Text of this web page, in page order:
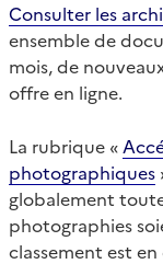
Consulter les
ensemble de
mois, de
offre en ligne.
La rubrique «
photographiques
globalement
photographies
classement est